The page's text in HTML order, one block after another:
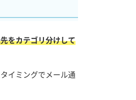
をカテゴリ分けして
イミングでメール通